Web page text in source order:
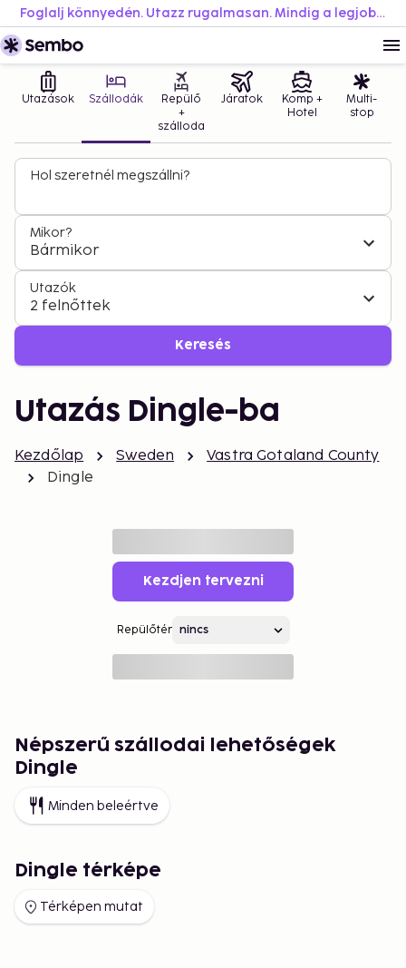
Foglalj könnyedén. Utazz rugalmasan. Mindig a legjobb áron.
Utazások Szállodák
Repülő
+
szálloda
Járatok
Komp +
Hotel
Multi-
stop
Hol szeretnél megszállni?
Mikor?
Bármikor
Utazók
2 felnőttek
Keresés
Utazás Dingle-ba
Kezdőlap Sweden
Vastra Gotaland County
Dingle
Kezdjen tervezni
Repülőtér
Népszerű szállodai lehetőségek
Dingle
Minden beleértve
Dingle térképe
Térképen mutat